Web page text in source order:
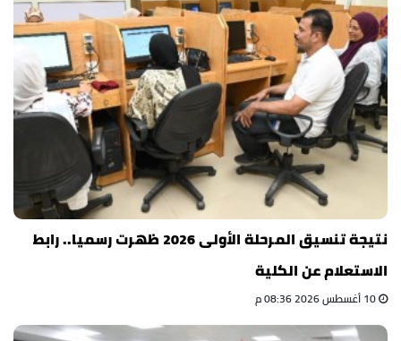
نتيجة تنسيق المرحلة الأولى 2026 ظهرت رسميا.. رابط
الاستعلام عن الكلية